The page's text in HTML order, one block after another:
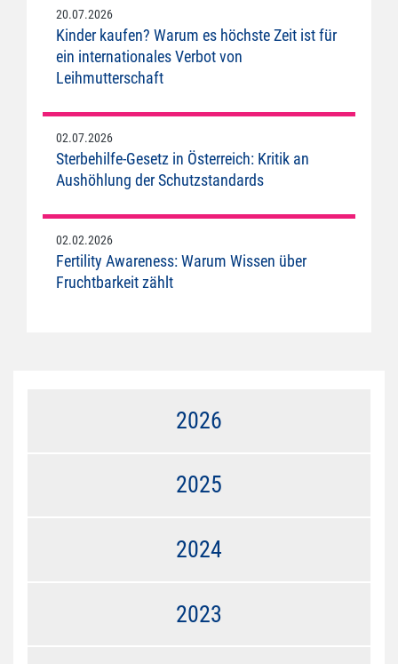
20.07.2026
Kinder kaufen? Warum es höchste Zeit ist für
ein internationales Verbot von
Leihmutterschaft
02.07.2026
Sterbehilfe-Gesetz in Österreich: Kritik an
Aushöhlung der Schutzstandards
02.02.2026
Fertility Awareness: Warum Wissen über
Fruchtbarkeit zählt
2026
2025
2024
2023